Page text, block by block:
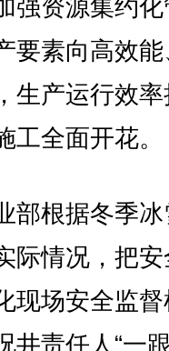
强资源集约
要素向高效
生产运行效
全面开花。
根据冬季冰
际情况，把
现场安全监
井责任人“一